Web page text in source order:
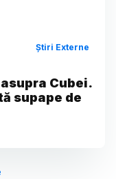
Știri Externe
Cubei.
supape de